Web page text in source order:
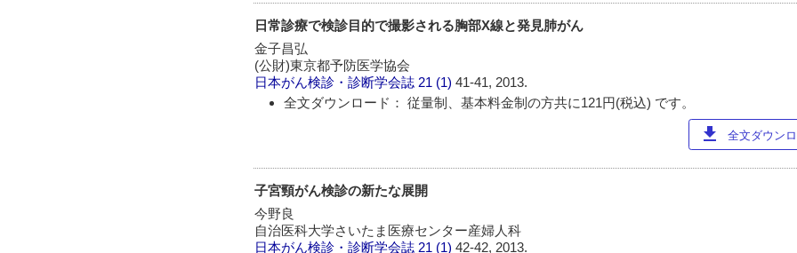
日常診療で検診目的で撮影される胸部X線と発見肺がん
金子昌弘
(公財)東京都予防医学協会
日本がん検診・診断学会誌 21 (1)41-41, 2013.
全文ダウンロード： 従量制、基本料金制の方共に121円(税込) です。
download 全文ダウン
子宮頸がん検診の新たな展開
今野良
自治医科大学さいたま医療センター産婦人科
日本がん検診・診断学会誌 21 (1)42-42, 2013.